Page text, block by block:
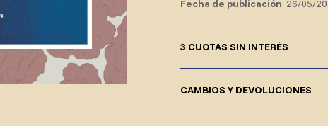
Fecha de publicación: 26/05/
3 CUOTAS SIN INTERÉS
CAMBIOS Y DEVOLUCIONES